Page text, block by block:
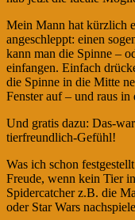
Mein Mann hat kürzlich
angeschleppt: einen
kann man die Spinne –
einfangen. Einfach
die Spinne in die Mitte
Fenster auf – und raus in
Und gratis dazu: Das-
tierfreundlich-Gefühl!
Was ich schon
Freude, wenn kein Tier
Spidercatcher z.B. die
oder Star Wars